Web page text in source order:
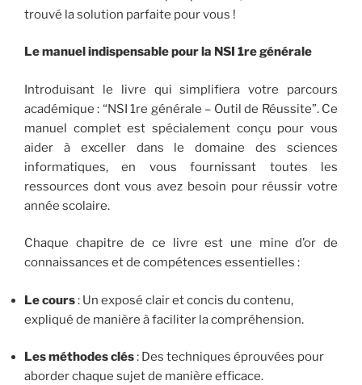
trouvé la solution parfaite pour vous !
Le manuel indispensable pour la NSI 1re générale
Introduisant le livre qui simplifiera votre parcours
académique : “NSI 1re générale – Outil de Réussite”. Ce
manuel complet est spécialement conçu pour vous
aider à exceller dans le domaine des sciences
informatiques, en vous fournissant toutes les
ressources dont vous avez besoin pour réussir votre
année scolaire.
Chaque chapitre de ce livre est une mine d’or de
connaissances et de compétences essentielles :
Le cours: Un exposé clair et concis du contenu,
expliqué de manière à faciliter la compréhension.
Les méthodes clés: Des techniques éprouvées pour
aborder chaque sujet de manière efficace.